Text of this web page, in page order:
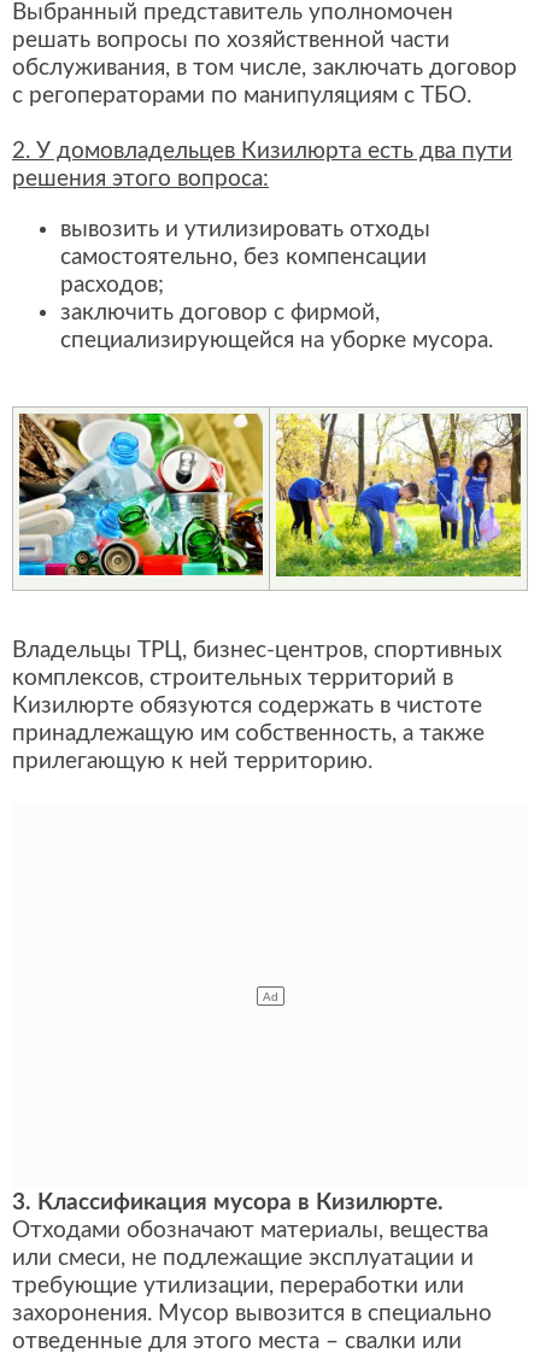
Выбранный представитель уполномочен
решать вопросы по хозяйственной части
обслуживания, в том числе, заключать договор
с регоператорами по манипуляциям с ТБО.
2. У домовладельцев Кизилюрта есть два пути
решения этого вопроса:
вывозить и утилизировать отходы
самостоятельно, без компенсации
расходов;
заключить договор с фирмой,
специализирующейся на уборке мусора.
Владельцы ТРЦ, бизнес-центров, спортивных
комплексов, строительных территорий в
Кизилюрте обязуются содержать в чистоте
принадлежащую им собственность, а также
прилегающую к ней территорию.
3. Классификация мусора в Кизилюрте.
Отходами обозначают материалы, вещества
или смеси, не подлежащие эксплуатации и
требующие утилизации, переработки или
захоронения. Мусор вывозится в специально
отведенные для этого места – свалки или